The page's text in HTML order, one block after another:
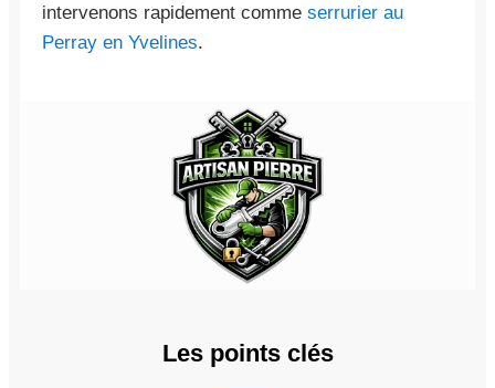
intervenons rapidement comme serrurier au
Perray en Yvelines.
Les points clés